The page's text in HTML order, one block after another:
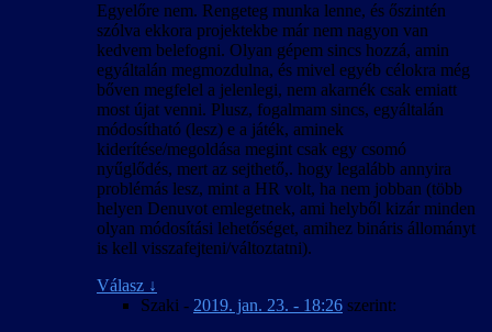
Egyelőre nem. Rengeteg munka lenne, és őszintén
szólva ekkora projektekbe már nem nagyon van
kedvem belefogni. Olyan gépem sincs hozzá, amin
egyáltalán megmozdulna, és mivel egyéb célokra még
bőven megfelel a jelenlegi, nem akarnék csak emiatt
most újat venni. Plusz, fogalmam sincs, egyáltalán
módosítható (lesz) e a játék, aminek
kiderítése/megoldása megint csak egy csomó
nyűglődés, mert az sejthető,. hogy legalább annyira
problémás lesz, mint a HR volt, ha nem jobban (több
helyen Denuvot emlegetnek, ami helyből kizár minden
olyan módosítási lehetőséget, amihez bináris állományt
is kell visszafejteni/változtatni).
Válasz ↓
Szaki - 2019. jan. 23. - 18:26 szerint: